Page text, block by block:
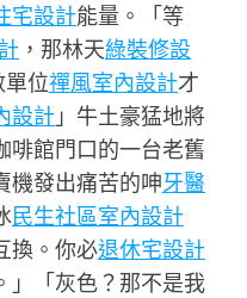
宅設計能量。「等
，那林天綠裝修設
單位禪風室內設計才
設計 」牛土豪猛地將
啡館門口的一台老舊
機發出痛苦的呻牙醫
民生社區室內設計
換。你必退休宅設計
」「灰色？那不是我